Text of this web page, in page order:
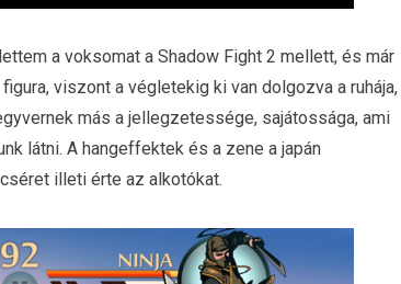
a voksomat a Shadow Fight 2 mellett, és már
viszont a végletekig ki van dolgozva a ruhája,
más a jellegzetessége, sajátossága, ami
látni. A hangeffektek és a zene a japán
illeti érte az alkotókat.